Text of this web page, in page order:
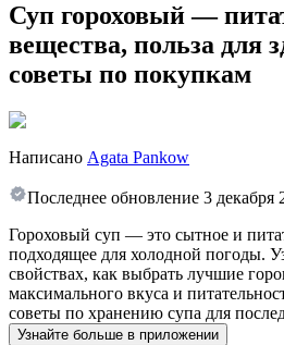
Суп гороховый —
вещества, польза для
советы по покупкам
Написано Agata Pankow
Последнее обновление 3 декабря
Гороховый суп — это сытное и
подходящее для холодной погоды.
свойствах, как выбрать лучшие
максимального вкуса и
советы по хранению супа для
Узнайте больше в приложении